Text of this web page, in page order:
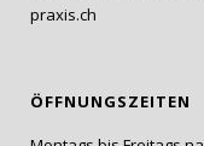
praxis.ch
ÖFFNUNGSZEITEN